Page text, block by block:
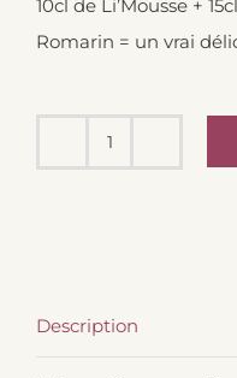
10cl de Li’Mousse +
Romarin = un vrai
Li'Mousse
Description